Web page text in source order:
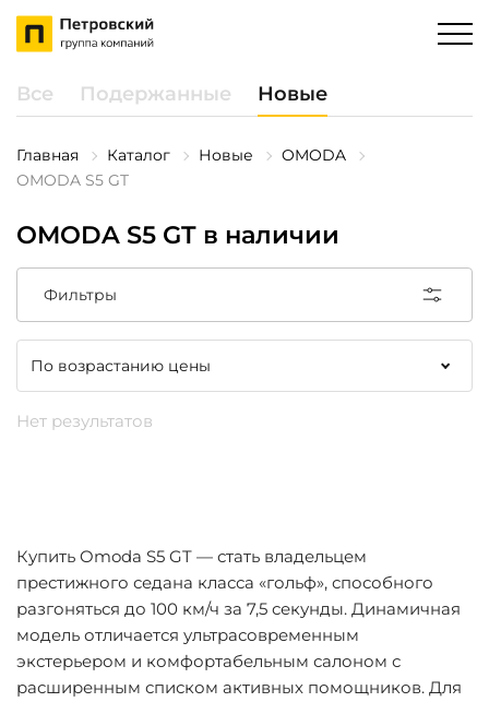
Все Подержанные Новые
Главная Каталог Новые
OMODA
OMODA S5 GT
OMODA S5 GT в наличии
Фильтры
Нет результатов
Купить Omoda S5 GT — стать владельцем
престижного седана класса «гольф», способного
разгоняться до 100 км/ч за 7,5 секунды. Динамичная
модель отличается ультрасовременным
экстерьером и комфортабельным салоном с
расширенным списком активных помощников. Для